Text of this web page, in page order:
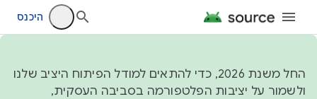
היכנס
החל משנת 2026, כדי להתאים למודל הפיתוח היציב שלנו
ולשמור על יציבות הפלטפורמה בסביבה העסקית,